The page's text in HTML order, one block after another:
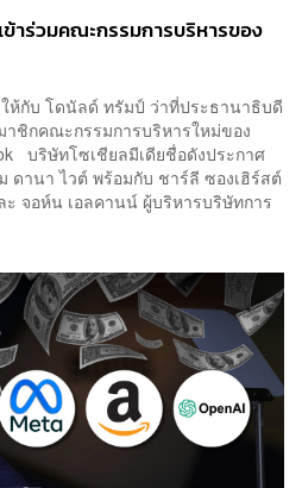
ข้าร่วมคณะกรรมการบริหารของ
ห้กับ โดนัลด์ ทรัมป์ ว่าที่ประธานาธิบดี
ชิกคณะกรรมการบริหารใหม่ของ
บริษัทโซเชียลมีเดียชื่อดังประกาศ
ดานา ไวต์ พร้อมกับ ชาร์ลี ซองเฮิร์สต์
จอห์น เอลคานน์ ผู้บริหารบริษัทการ